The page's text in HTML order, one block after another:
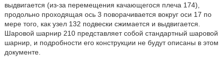
выдвигается (из-за перемещения качающегося плеча 174),
продольно проходящая ось 3 поворачивается вокруг оси 17 по
мере того, как узел 132 подвески сжимается и выдвигается.
Шаровой шарнир 210 представляет собой стандартный шаровой
шарнир, и подробности его конструкции не будут описаны в этом
документе.